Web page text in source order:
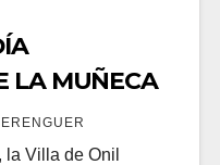
LA MUÑECA
Villa de Onil